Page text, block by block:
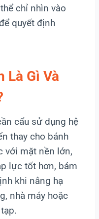
chỉ nhìn vào
quyết định
Là Gì Và
cẩu sử dụng hệ
thay cho bánh
với mặt nền lớn,
lực tốt hơn, bám
khi nâng hạ
nhà máy hoặc